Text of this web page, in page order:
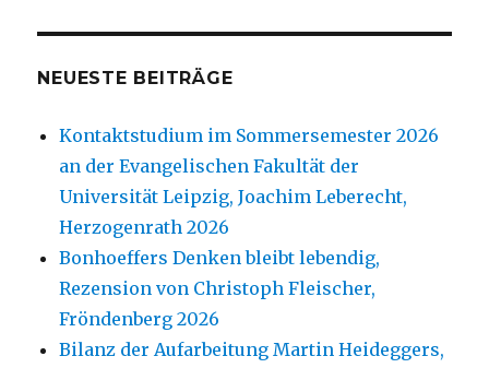
NEUESTE BEITRÄGE
Kontaktstudium im Sommersemester 2026
an der Evangelischen Fakultät der
Universität Leipzig, Joachim Leberecht,
Herzogenrath 2026
Bonhoeffers Denken bleibt lebendig,
Rezension von Christoph Fleischer,
Fröndenberg 2026
Bilanz der Aufarbeitung Martin Heideggers,